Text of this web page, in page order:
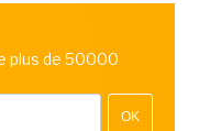
plus de 50000
OK